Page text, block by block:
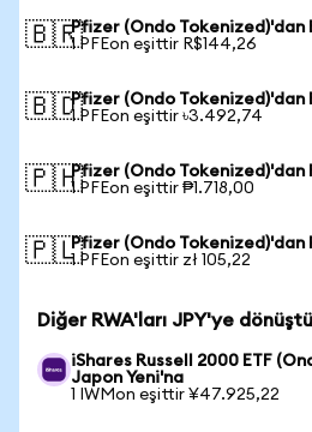
🇧🇷Pfizer (Ondo Tokenized)'dan
1 PFEon eşittir R$144,26
🇧🇩Pfizer (Ondo Tokenized)'dan
1 PFEon eşittir ৳3.492,74
🇵🇭Pfizer (Ondo Tokenized)'dan
1 PFEon eşittir ₱1.718,00
🇵🇱Pfizer (Ondo
1 PFEon eşittir zł 105,22
Diğer RWA'ları JPY'ye
iShares Russell 2000 ETF
Japon Yeni'na
1 IWMon eşittir ¥47.925,22